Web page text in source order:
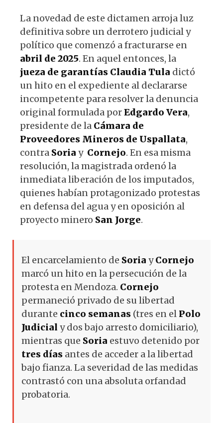
La novedad de este dictamen arroja luz
definitiva sobre un derrotero judicial y
político que comenzó a fracturarse en
abril de 2025. En aquel entonces, la
jueza de garantías Claudia Tula dictó
un hito en el expediente al declararse
incompetente para resolver la denuncia
original formulada porEdgardo Vera,
presidente de la Cámara de
Proveedores Mineros de Uspallata,
contra Soria y Cornejo. En esa misma
resolución, la magistrada ordenó la
inmediata liberación de los imputados,
quienes habían protagonizado protestas
en defensa del agua y en oposición al
proyecto minero San Jorge.
El encarcelamiento de Soria yCornejo
marcó un hito en la persecución de la
protesta en Mendoza. Cornejo
permaneció privado de su libertad
durante cinco semanas (tres en el Polo
Judicial y dos bajo arresto domiciliario),
mientras que Soria estuvo detenido por
tres días antes de acceder a la libertad
bajo fianza. La severidad de las medidas
contrastó con una absoluta orfandad
probatoria.